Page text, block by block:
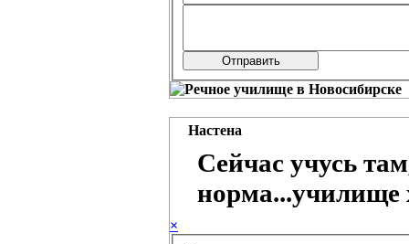
Настена
Сейчас учусь
норма...училище
×